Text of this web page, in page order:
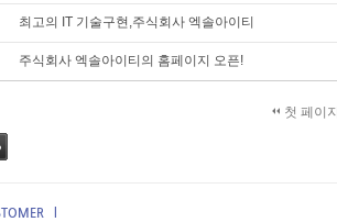
최고의 IT 기술구현,주식회사 엑솔아이티
주식회사 엑솔아이티의 홈페이지 오픈!
첫 페이지
l